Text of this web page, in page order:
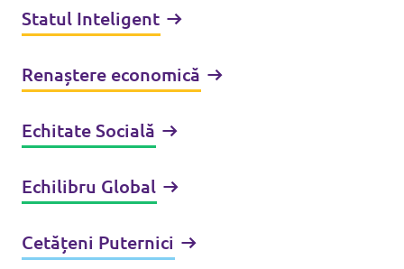
Statul Inteligent
Renaștere economică
Echitate Socială
Echilibru Global
Cetățeni Puternici